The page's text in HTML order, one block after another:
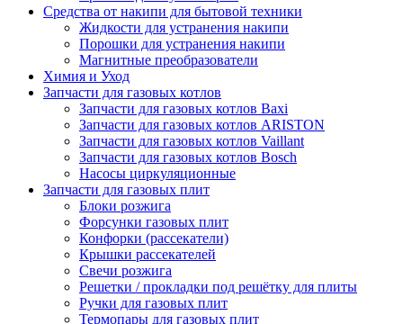
Средства от накипи для бытовой техники
Жидкости для устранения накипи
Порошки для устранения накипи
Магнитные преобразователи
Химия и Уход
Запчасти для газовых котлов
Запчасти для газовых котлов Baxi
Запчасти для газовых котлов ARISTON
Запчасти для газовых котлов Vaillant
Запчасти для газовых котлов Bosch
Насосы циркуляционные
Запчасти для газовых плит
Блоки розжига
Форсунки газовых плит
Конфорки (рассекатели)
Крышки рассекателей
Свечи розжига
Решетки / прокладки под решётку для плиты
Ручки для газовых плит
Термопары для газовых плит